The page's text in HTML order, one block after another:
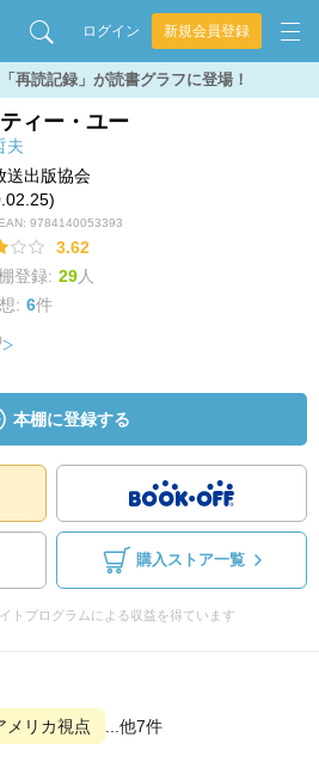
ログイン 新規会員登録
再読記録」が読書グラフに登場！
ィー・ユー
夫
送出版協会
9784140053393
3.62
登録: 29人
: 6件
本棚に登録する
購入ストア一覧
トプログラムによる収益を得ています
メリカ視点 ...他7件